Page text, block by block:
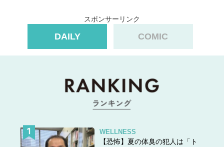
スポンサーリンク
DAILY COMIC
WELLNESS
【恐怖】夏の体臭の犯人は「ト